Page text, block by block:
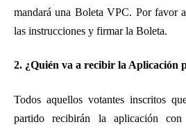
mandará una Boleta VPC. Por favor
las instrucciones y firmar la Boleta.
2. ¿Quién va a recibir la Aplicación
Todos aquellos votantes inscritos
partido recibirán la aplicación